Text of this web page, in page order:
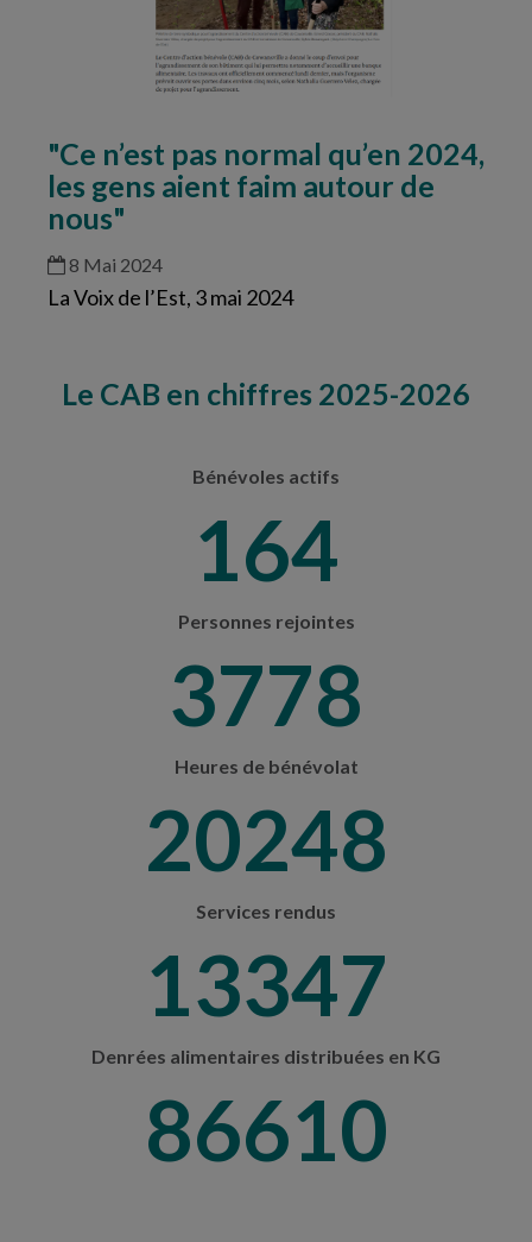
"Ce n’est pas normal qu’en 2024,
les gens aient faim autour de
nous"
8 Mai 2024
La Voix de l’Est, 3 mai 2024
Le CAB en chiffres 2025-2026
Bénévoles actifs
193
Personnes rejointes
4443
Heures de bénévolat
23812
Services rendus
15697
Denrées alimentaires distribuées en KG
101853